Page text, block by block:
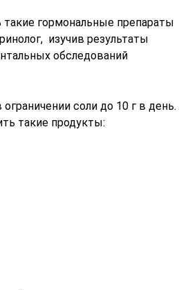
такие гормональные препараты
изучив результаты
обследований
соли до 10 г в день.
такие продукты: